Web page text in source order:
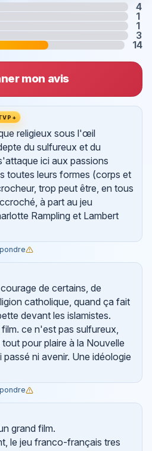
4
1
1
3
14
mon avis
religieux sous l'œil
du sulfureux et du
ici aux passions
toutes leurs formes (corps et
trop peut être, en tous
à part au jeu
Rampling et Lambert
de certains, de
catholique, quand ça fait
devant les islamistes.
ce n'est pas sulfureux,
pour plaire à la Nouvelle
passé ni avenir. Une idéologie
grand film.
le jeu franco-français tres